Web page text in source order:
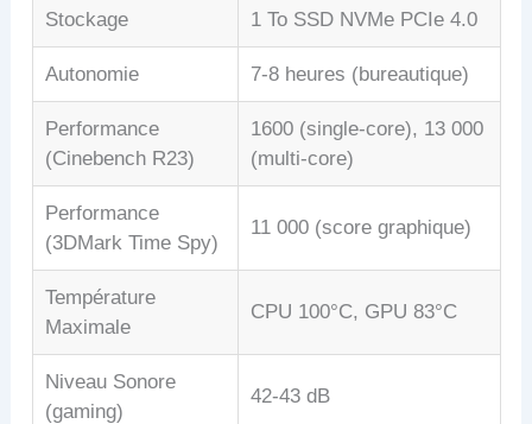
Stockage 1 To SSD NVMe PCIe 4.0
Autonomie 7-8 heures (bureautique)
Performance
(Cinebench R23)
1600 (single-core), 13 000
(multi-core)
Performance
(3DMark Time Spy)
11 000 (score graphique)
Température
Maximale
CPU 100°C, GPU 83°C
Niveau Sonore
(gaming)
42-43 dB